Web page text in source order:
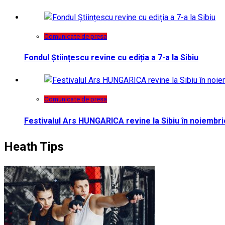
Comunicate de presa
Fondul Științescu revine cu ediția a 7-a la Sibiu
Comunicate de presa
Festivalul Ars HUNGARICA revine la Sibiu în
Heath Tips